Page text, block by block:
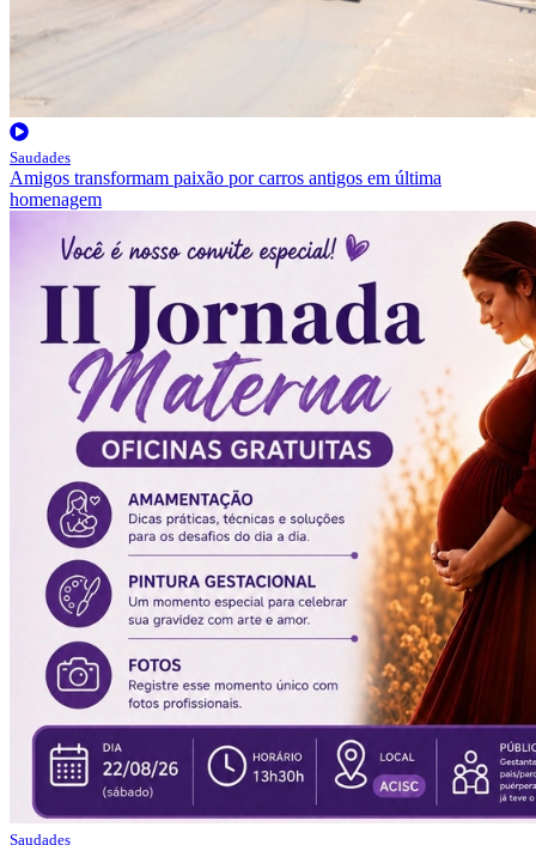
Saudades
Amigos transformam paixão por carros antigos em última
homenagem
Saudades